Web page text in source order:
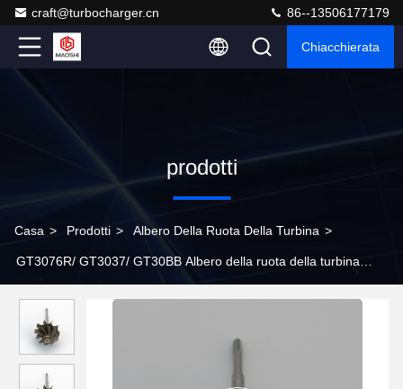
craft@turbocharger.cn 86--13506177179
Chiacchierata
prodotti
Casa > Prodotti > Albero Della Ruota Della Turbina >
GT3076R/ GT3037/ GT30BB Albero della ruota della turbina